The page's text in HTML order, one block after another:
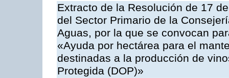
Extracto de la Resolución de 17
del Sector Primario de la
Aguas, por la que se convocan
«Ayuda por hectárea para el
destinadas a la producción de
Protegida (DOP)»